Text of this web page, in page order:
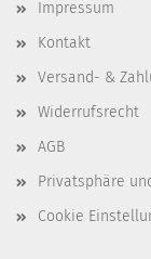
Impressum
Kontakt
Versand- &
Widerrufsrecht
AGB
Privatsphäre
Cookie